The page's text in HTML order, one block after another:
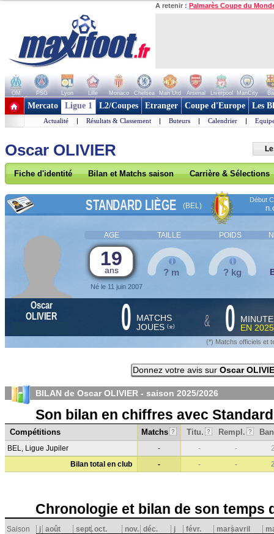
A retenir : Palmarès Coupe du
OM PSG Lyon Lille Monaco Chelsea Man Utd Arsenal Liverpool ManCity
+ de clubs
Mercato Ligue 1 L2/Coupes Etranger Coupe d'Europe Les
Actualité | Résultats & Classement | Buteurs | Calendrier |
Oscar OLIVIER
Fiche d'identité Bilan et Matchs saison Carrière & Sélections
STANDARD LIÈGE (BEL)
Début
AGE TAILLE POIDS
19
ans
Né le 11 juin 2007
? m ? kg
Oscar
OLIVIER
0 MATCHS
JOUES (*) & 0
EN
(*) Matchs officiels et
Donnez votre avis sur Oscar
BILAN de Oscar OLIVIER - saison 2025/2026
Son bilan en chiffres avec
Compétitions Matchs ? Titu. ? Rempl. ?
BEL, Ligue Jupiler - - -
Bilan total en club
- - -
Chronologie et bilan de son temps
Saison j août sept.oct. nov. déc. j févr. marsavril